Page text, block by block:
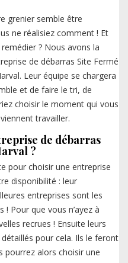
grenier semble être
ne réalisiez comment ! Et
? Nous avons la
de débarras Site Fermé
Leur équipe se chargera
et de faire le tri, de
choisir le moment qui vous
travailler.
de débarras
?
pour choisir une entreprise
disponibilité : leur
entreprises sont les
Pour que vous n’ayez à
recrues ! Ensuite leurs
pour cela. Ils le feront
pourrez alors choisir une